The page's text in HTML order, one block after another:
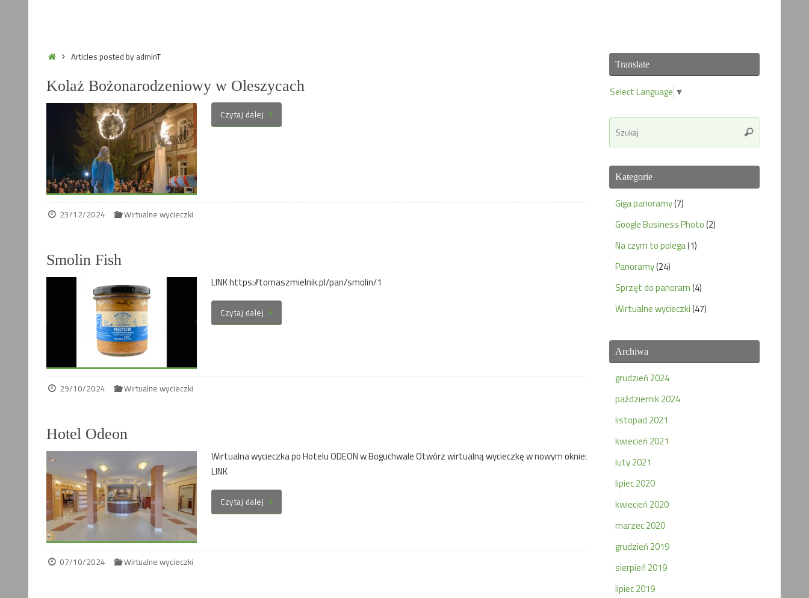
HomeArticles posted by adminT
Kolaż Bożonarodzeniowy w Oleszycach
Czytaj dalej
23/12/2024 Wirtualne wycieczki
Smolin Fish
LINK https://tomaszmielnik.pl/pan/smolin/1
Czytaj dalej
29/10/2024 Wirtualne wycieczki
Hotel Odeon
Wirtualna wycieczka po Hotelu ODEON w Boguchwale Otwórz wirtualną wycieczkę w nowym oknie:
LINK
Czytaj dalej
07/10/2024 Wirtualne wycieczki
Translate
Select Language ▼
Szukaj
Kategorie
Giga panoramy(7)
Google Business Photo(2)
Na czym to polega(1)
Panoramy(24)
Sprzęt do panoram(4)
Wirtualne wycieczki(47)
Archiwa
grudzień 2024
październik 2024
listopad 2021
kwiecień 2021
luty 2021
lipiec 2020
kwiecień 2020
marzec 2020
grudzień 2019
sierpień 2019
lipiec 2019